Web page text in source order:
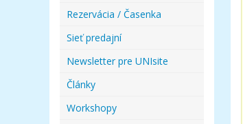
Rezervácia / Časenka
Sieť predajní
Newsletter pre UNIsite
Články
Workshopy